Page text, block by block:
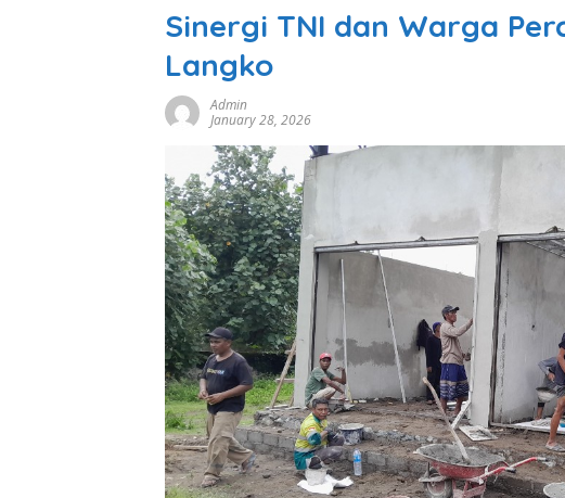
Sinergi TNI dan Warga
Langko
Admin
January 28, 2026